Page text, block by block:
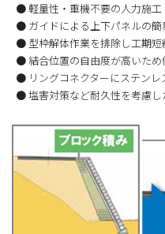
● 軽量性・重機不要の人力施
● ガイドによる上下パネルの簡
● 型枠解体作業を排除し工期短
● 結合位置の自由度が高いた
● リングコネクターにステン
● 塩害対策など耐久性を考慮し